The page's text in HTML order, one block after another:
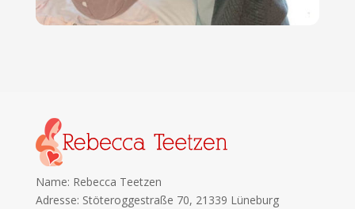
Name: Rebecca Teetzen
Adresse: Stöteroggestraße 70, 21339 Lüneburg